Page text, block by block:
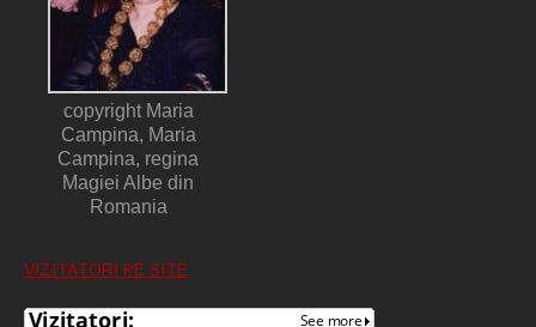
copyright Maria
Campina, Maria
Campina, regina
Magiei Albe din
Romania
VIZITATORI PE SITE